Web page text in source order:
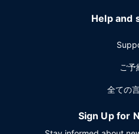
Help and
ご予
全ての
Sign Up for